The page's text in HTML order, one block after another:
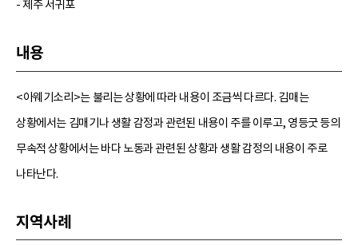
- 제주 서귀포
내용
<아웨기소리>는 불리는 상황에 따라 내용이 조금씩 다르다. 김매는
상황에서는 김매기나 생활 감정과 관련된 내용이 주를 이루고, 영등굿 등의
무속적 상황에서는 바다 노동과 관련된 상황과 생활 감정의 내용이 주로
나타난다.
지역사례